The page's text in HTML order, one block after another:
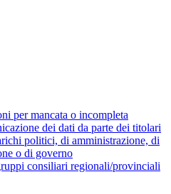
per mancata o incompleta
dei dati da parte dei titolari
politici, di amministrazione, di
o di governo
consiliari regionali/provinciali